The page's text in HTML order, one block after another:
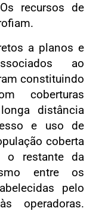
recursos de
a planos e
ao
constituindo
coberturas
distância
e uso de
coberta
o restante da
entre os
pelo
operadoras.